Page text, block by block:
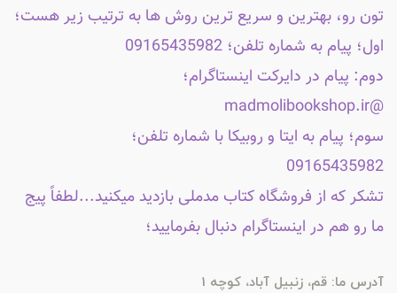
تون رو، بهترین و سریع ترین روش ها به ترتیب زیر هست؛
اول؛ پیام به شماره تلفن؛ 09165435982
دوم: پیام در دایرکت اینستاگرام؛
@madmolibookshop.ir
سوم؛ پیام به ایتا و روبیکا با شماره تلفن؛
09165435982
تشکر که از فروشگاه کتاب مدملی بازدید میکنید...لطفاً پیج
ما رو هم در اینستاگرام دنبال بفرمایید؛
آدرس ما: قم، زنبیل آباد، کوچه 1